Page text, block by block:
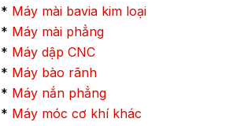
* Máy mài bavia kim loại
* Máy mài phẳng
* Máy dập CNC
* Máy bào rãnh
* Máy nắn phẳng
* Máy móc cơ khí khác